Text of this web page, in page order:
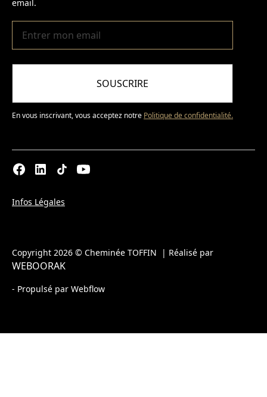
email.
SOUSCRIRE
En vous inscrivant, vous acceptez notre Politique de confidentialité.
Copyright 2026 © Cheminée TOFFIN | Réalisé par
WEBOORAK
- Propulsé par Webflow
Infos Légales